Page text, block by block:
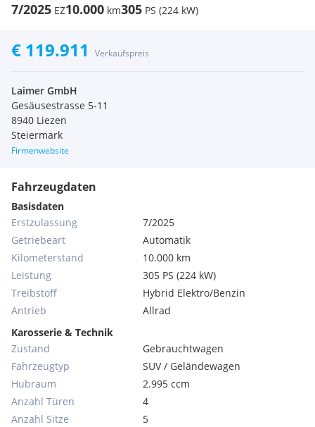
7/2025 EZ10.000 km305 PS (224 kW)
€ 119.911 Verkaufspreis
Laimer GmbH
Gesäusestrasse 5-11
8940 Liezen
Steiermark
Firmenwebsite
Fahrzeugdaten
Basisdaten
Erstzulassung
7/2025
Getriebeart
Automatik
Kilometerstand
10.000 km
Leistung
305 PS (224 kW)
Treibstoff
Hybrid Elektro/Benzin
Antrieb
Allrad
Karosserie & Technik
Zustand
Gebrauchtwagen
Fahrzeugtyp
SUV / Geländewagen
Hubraum
2.995 ccm
Anzahl Türen
4
Anzahl Sitze
5